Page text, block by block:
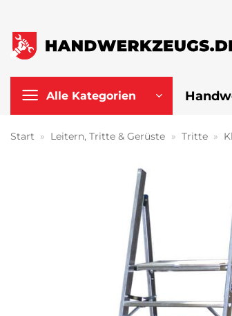
springen
Alle Kategorien
Start » Leitern, Tritte & Gerüste » Tritte »